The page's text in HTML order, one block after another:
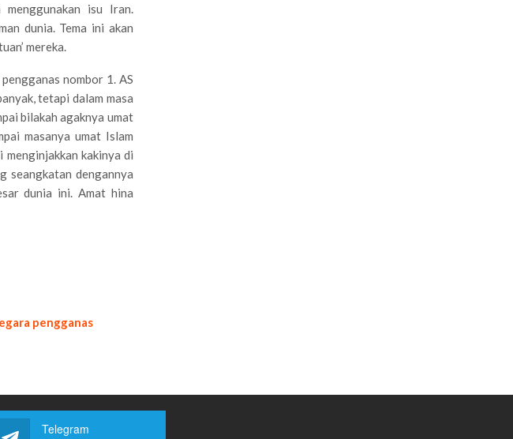
menggunakan isu Iran.
dunia. Tema ini akan
mereka.
nombor 1. AS
tetapi dalam masa
bilakah agaknya umat
masanya umat Islam
kakinya di
seangkatan dengannya
dunia ini. Amat hina
pengganas
Telegram